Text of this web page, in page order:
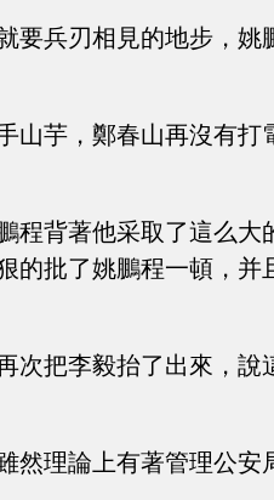
要兵刃相見的地步，姚
山芋，鄭春山再沒有打
程背著他采取了這么大
的批了姚鵬程一頓，并
次把李毅抬了出來，說
然理論上有著管理公安